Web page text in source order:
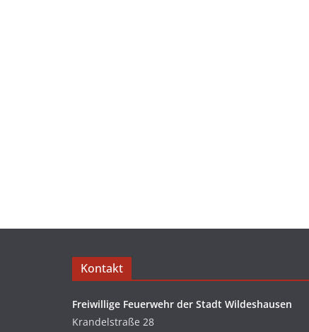
Kontakt
Freiwillige Feuerwehr der Stadt Wildeshausen
Krandelstraße 28